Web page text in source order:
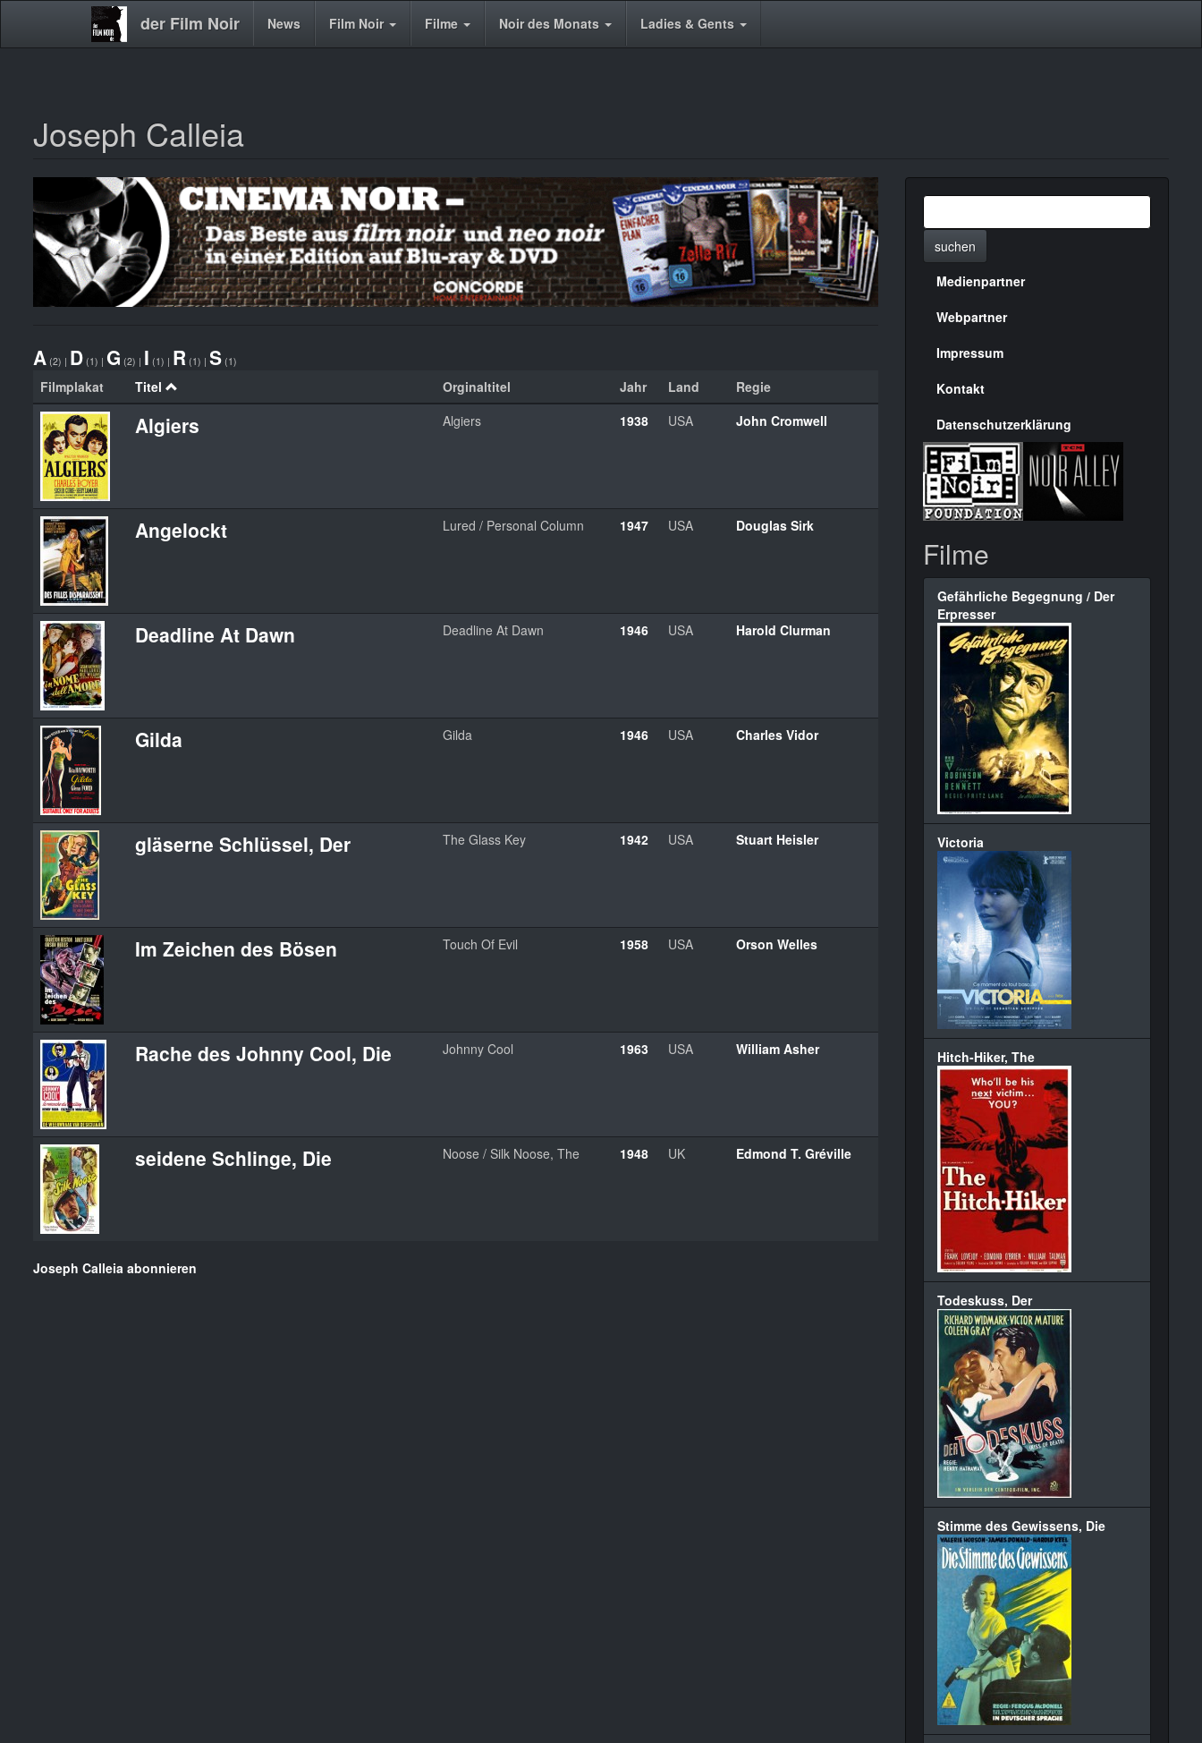
der Film Noir
Main News Film Noir Filme Noir des Monats Ladies & Gents
Joseph Calleia
A (2) | D (1) | G (2) | I (1) | R (1) | S (1)
Filmplakat Titel Orginaltitel Jahr Land Regie
Algiers Algiers 1938 USA John Cromwell
Angelockt Lured / Personal Column 1947 USA Douglas Sirk
Deadline At Dawn Deadline At Dawn 1946 USA Harold Clurman
Gilda Gilda 1946 USA Charles Vidor
gläserne Schlüssel, Der The Glass Key 1942 USA Stuart Heisler
Im Zeichen des Bösen Touch Of Evil 1958 USA Orson Welles
Rache des Johnny Cool, Die Johnny Cool 1963 USA William Asher
seidene Schlinge, Die Noose / Silk Noose, The 1948 UK Edmond T. Gréville
Joseph Calleia abonnieren
suchen
Menülinks
rechte
Seite
Medienpartner
Webpartner
Impressum
Kontakt
Datenschutzerklärung
Filme
Gefährliche Begegnung / Der
Erpresser
Victoria
Hitch-Hiker, The
Todeskuss, Der
Stimme des Gewissens, Die